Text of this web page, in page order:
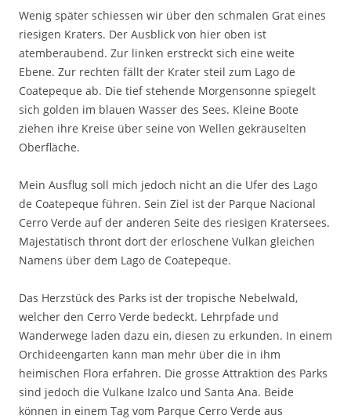
Wenig später schiessen wir über den schmalen Grat eines
riesigen Kraters. Der Ausblick von hier oben ist
atemberaubend. Zur linken erstreckt sich eine weite
Ebene. Zur rechten fällt der Krater steil zum Lago de
Coatepeque ab. Die tief stehende Morgensonne spiegelt
sich golden im blauen Wasser des Sees. Kleine Boote
ziehen ihre Kreise über seine von Wellen gekräuselten
Oberfläche.
Mein Ausflug soll mich jedoch nicht an die Ufer des Lago
de Coatepeque führen. Sein Ziel ist der Parque Nacional
Cerro Verde auf der anderen Seite des riesigen Kratersees.
Majestätisch thront dort der erloschene Vulkan gleichen
Namens über dem Lago de Coatepeque.
Das Herzstück des Parks ist der tropische Nebelwald,
welcher den Cerro Verde bedeckt. Lehrpfade und
Wanderwege laden dazu ein, diesen zu erkunden. In einem
Orchideengarten kann man mehr über die in ihm
heimischen Flora erfahren. Die grosse Attraktion des Parks
sind jedoch die Vulkane Izalco und Santa Ana. Beide
können in einem Tag vom Parque Cerro Verde aus